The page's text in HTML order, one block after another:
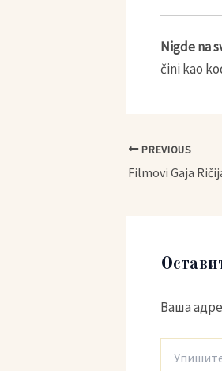
Nigde na
čini kao
PREVIOUS
Filmovi Gaja
Ваша
овде